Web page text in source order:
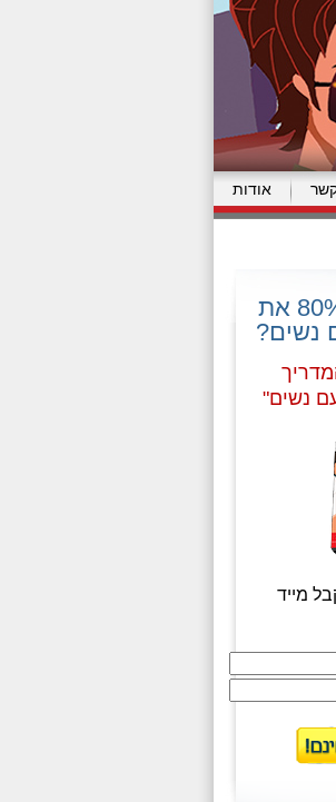
אודות
רוצה להגדיל ב-80% את
נשים?
נשים"
מייד